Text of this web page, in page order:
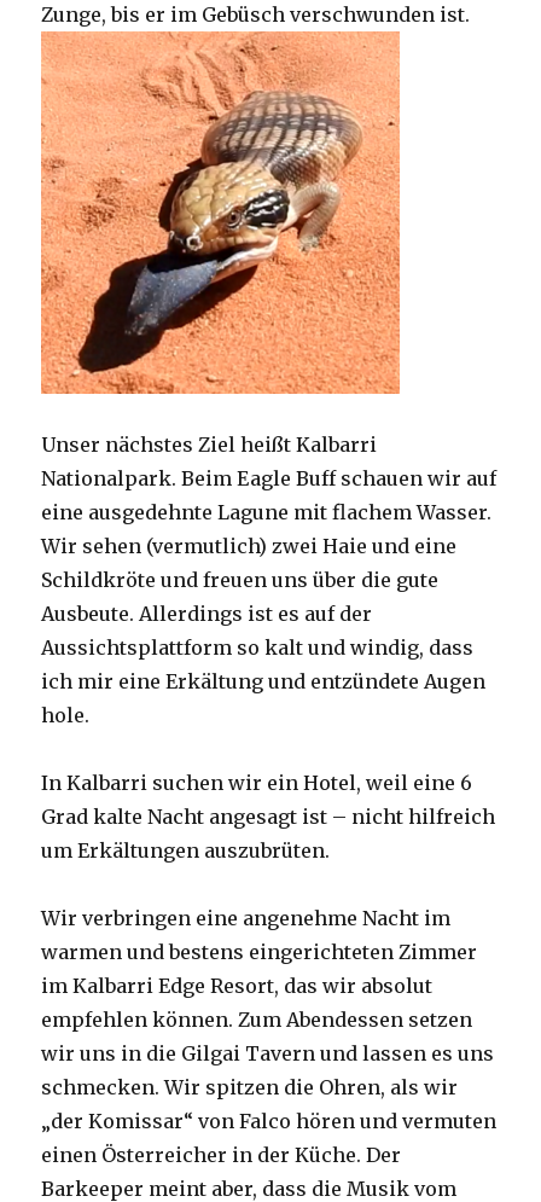
Zunge, bis er im Gebüsch verschwunden ist.
Unser nächstes Ziel heißt Kalbarri
Nationalpark. Beim Eagle Buff schauen wir auf
eine ausgedehnte Lagune mit flachem Wasser.
Wir sehen (vermutlich) zwei Haie und eine
Schildkröte und freuen uns über die gute
Ausbeute. Allerdings ist es auf der
Aussichtsplattform so kalt und windig, dass
ich mir eine Erkältung und entzündete Augen
hole.
In Kalbarri suchen wir ein Hotel, weil eine 6
Grad kalte Nacht angesagt ist – nicht hilfreich
um Erkältungen auszubrüten.
Wir verbringen eine angenehme Nacht im
warmen und bestens eingerichteten Zimmer
im Kalbarri Edge Resort, das wir absolut
empfehlen können. Zum Abendessen setzen
wir uns in die Gilgai Tavern und lassen es uns
schmecken. Wir spitzen die Ohren, als wir
„der Komissar“ von Falco hören und vermuten
einen Österreicher in der Küche. Der
Barkeeper meint aber, dass die Musik vom